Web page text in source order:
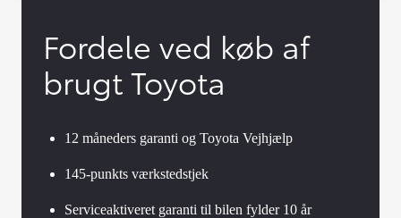
Fordele ved køb af
brugt Toyota
12 måneders garanti og Toyota Vejhjælp
145-punkts værkstedstjek
Serviceaktiveret garanti til bilen fylder 10 år